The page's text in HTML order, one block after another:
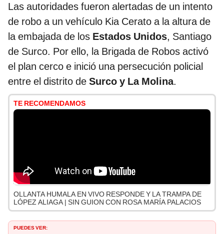
Las autoridades fueron alertadas de un intento
de robo a un vehículo Kia Cerato a la altura de
la embajada de los Estados Unidos, Santiago
de Surco. Por ello, la Brigada de Robos activó
el plan cerco e inició una persecución policial
entre el distrito de Surco y La Molina.
TE RECOMENDAMOS
OLLANTA HUMALA EN VIVO RESPONDE Y LA TRAMPA DE
LÓPEZ ALIAGA | SIN GUION CON ROSA MARÍA PALACIOS
PUEDES VER: